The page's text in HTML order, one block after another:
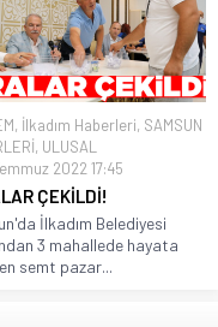
, İlkadım Haberleri, SAMSUN
, ULUSAL
2022 17:45
ÇEKİLDİ!
İlkadım Belediyesi
3 mahallede hayata
semt pazar...